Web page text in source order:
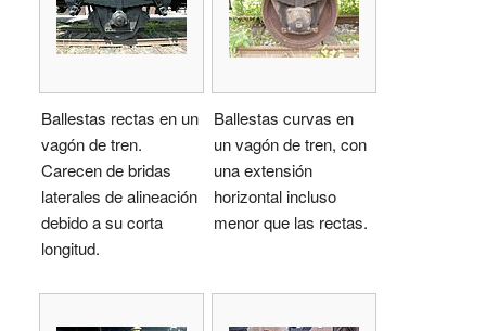
Ballestas rectas en un
vagón de tren.
Carecen de bridas
laterales de alineación
debido a su corta
longitud.
Ballestas curvas en
un vagón de tren, con
una extensión
horizontal incluso
menor que las rectas.